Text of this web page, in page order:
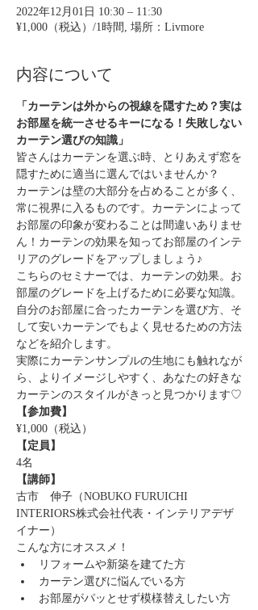
2022年12月01日 10:30 – 11:30
¥1,000（税込）/1時間, 場所：Livmore
内容について
「カーテンは外からの視線を隠すため？実は
お部屋を統一させるキーになる！失敗しない
カーテン選びの知識」
皆さんはカーテンを選ぶ時、とりあえず窓を
隠すために適当に選んではいませんか？
カーテンは壁の大部分を占めることが多く、
常に視界に入るものです。カーテンによって
お部屋の印象が変わることは間違いありませ
ん！カーテンの効果を知ってお部屋のインテ
リアのグレードをアップしましょう♪
こちらのセミナーでは、カーテンの効果。お
部屋のグレードを上げるために必要な知識。
自分のお部屋に合ったカーテンを選び方、そ
して安いカーテンでもよく見せるための方法
などを紹介します。
実際にカーテンサンプルの生地にも触れなが
ら、よりイメージしやすく、あなたの好きな
カーテンのスタイルがきっと見つかります♡
【参加費】
¥1,000（税込）
【定員】
4名
【講師】
古市　伸子（NOBUKO FURUICHI
INTERIORS株式会社代表・インテリアデザ
イナー）
こんな方にオススメ！
リフォームや新築を建てた方
カーテン選びに悩んでいる方
お部屋がパッとせず模様替えしたい方